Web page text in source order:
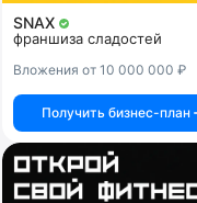
SNAX
франшиза сладостей
Вложения от 10 000 000 ₽
Получить бизнес-план